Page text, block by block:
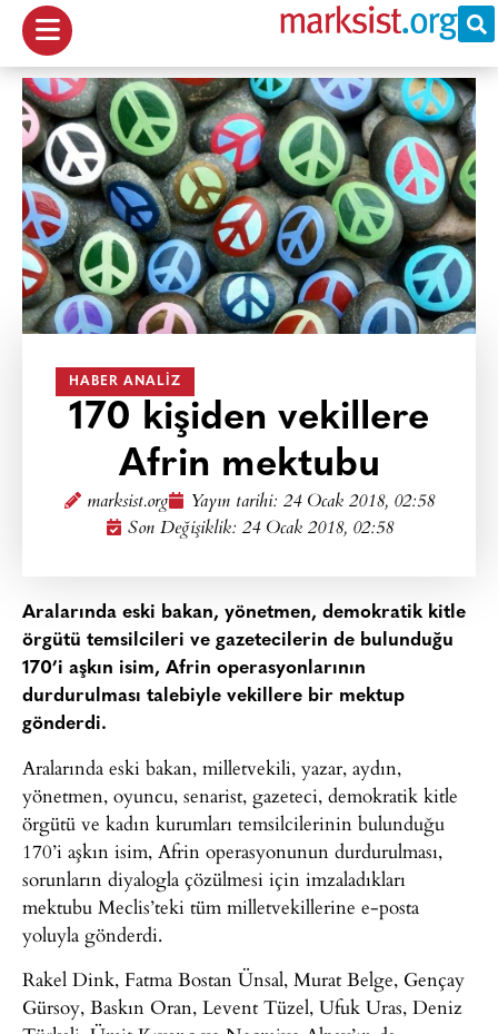
HABER ANALIZ
170 kişiden vekillere
Afrin mektubu
marksist.org Yayın tarihi: 24 Ocak 2018, 02:58
Son Değişiklik: 24 Ocak 2018, 02:58
Aralarında eski bakan, yönetmen, demokratik kitle
örgütü temsilcileri ve gazetecilerin de bulunduğu
170’i aşkın isim, Afrin operasyonlarının
durdurulması talebiyle vekillere bir mektup
gönderdi.
Aralarında eski bakan, milletvekili, yazar, aydın,
yönetmen, oyuncu, senarist, gazeteci, demokratik kitle
örgütü ve kadın kurumları temsilcilerinin bulunduğu
170’i aşkın isim, Afrin operasyonunun durdurulması,
sorunların diyalogla çözülmesi için imzaladıkları
mektubu Meclis’teki tüm milletvekillerine e-posta
yoluyla gönderdi.
Rakel Dink, Fatma Bostan Ünsal, Murat Belge, Gençay
Gürsoy, Baskın Oran, Levent Tüzel, Ufuk Uras, Deniz